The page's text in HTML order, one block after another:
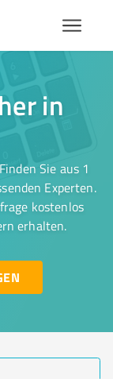
in
Sie aus 1
Experten.
kostenlos
erhalten.